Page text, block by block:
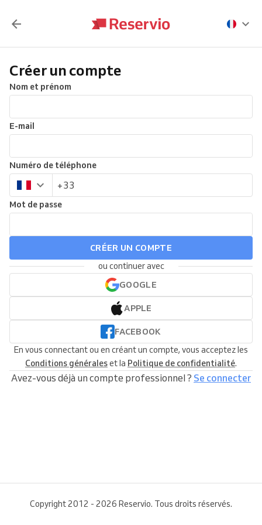
Créer un compte
Nom et prénom
E-mail
Numéro de téléphone
Mot de passe
CRÉER UN COMPTE
ou continuer avec
GOOGLE
APPLE
FACEBOOK
En vous connectant ou en créant un compte, vous acceptez les
Conditions généraleset la Politique de confidentialité.
Avez-vous déjà un compte professionnel ? Se connecter
Copyright 2012 - 2026 Reservio. Tous droits réservés.